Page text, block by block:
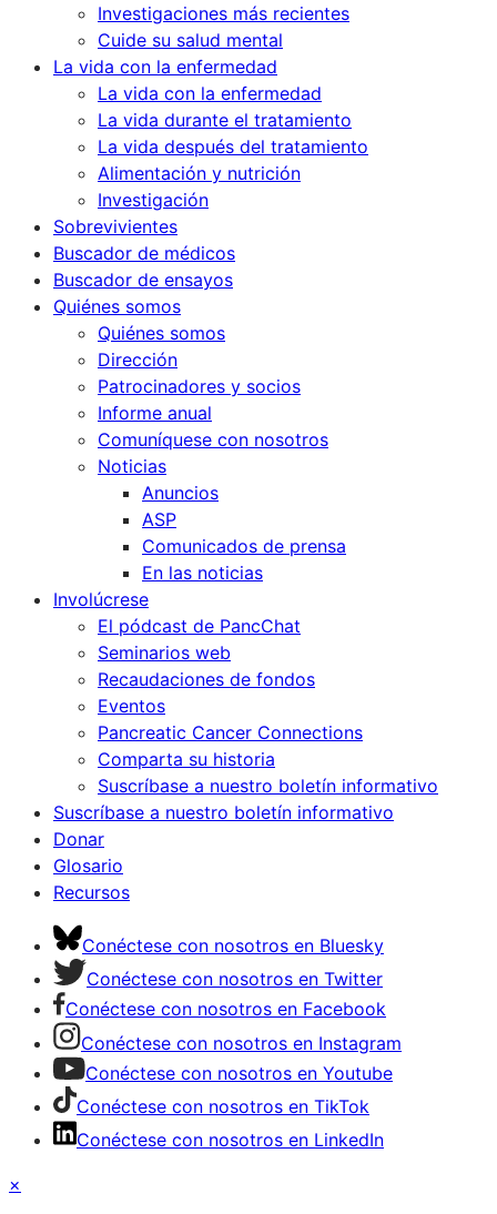
Investigaciones más recientes
Cuide su salud mental
La vida con la enfermedad
La vida con la enfermedad
La vida durante el tratamiento
La vida después del tratamiento
Alimentación y nutrición
Investigación
Sobrevivientes
Buscador de médicos
Buscador de ensayos
Quiénes somos
Quiénes somos
Dirección
Patrocinadores y socios
Informe anual
Comuníquese con nosotros
Noticias
Anuncios
ASP
Comunicados de prensa
En las noticias
Involúcrese
El pódcast de PancChat
Seminarios web
Recaudaciones de fondos
Eventos
Pancreatic Cancer Connections
Comparta su historia
Suscríbase a nuestro boletín informativo
Suscríbase a nuestro boletín informativo
Donar
Glosario
Recursos
Conéctese con nosotros en Bluesky
Conéctese con nosotros en Twitter
Conéctese con nosotros en Facebook
Conéctese con nosotros en Instagram
Conéctese con nosotros en Youtube
Conéctese con nosotros en TikTok
Conéctese con nosotros en LinkedIn
×